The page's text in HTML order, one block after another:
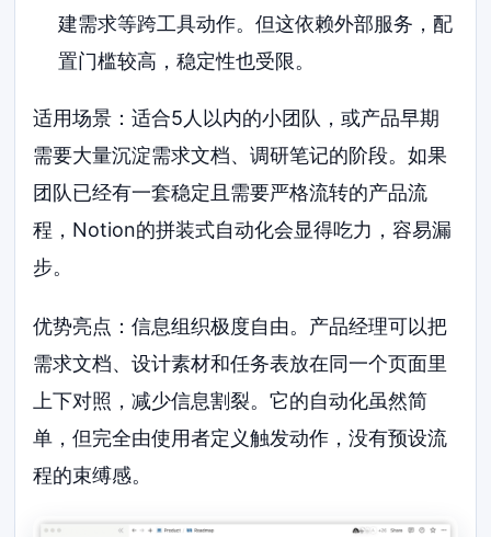
建需求等跨工具动作。但这依赖外部服务，配
置门槛较高，稳定性也受限。
适用场景：适合5人以内的小团队，或产品早期
需要大量沉淀需求文档、调研笔记的阶段。如果
团队已经有一套稳定且需要严格流转的产品流
程，Notion的拼装式自动化会显得吃力，容易漏
步。
优势亮点：信息组织极度自由。产品经理可以把
需求文档、设计素材和任务表放在同一个页面里
上下对照，减少信息割裂。它的自动化虽然简
单，但完全由使用者定义触发动作，没有预设流
程的束缚感。